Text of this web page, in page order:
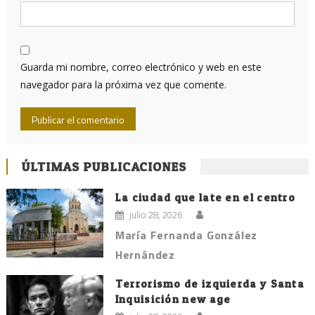
Guarda mi nombre, correo electrónico y web en este
navegador para la próxima vez que comente.
ÚLTIMAS PUBLICACIONES
La ciudad que late en el centro
julio 28, 2026
María Fernanda González
Hernández
Terrorismo de izquierda y Santa
Inquisición new age